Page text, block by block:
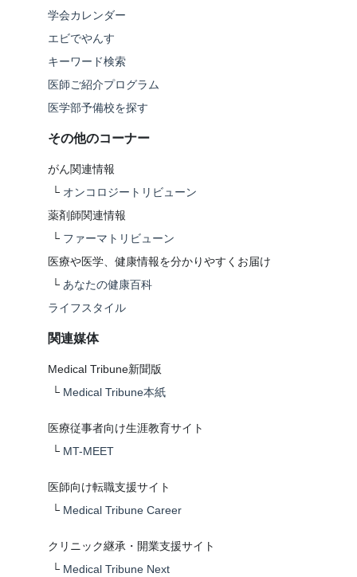
学会カレンダー
エビでやんす
キーワード検索
医師ご紹介プログラム
医学部予備校を探す
その他のコーナー
がん関連情報
└ オンコロジートリビューン
薬剤師関連情報
└ ファーマトリビューン
医療や医学、健康情報を分かりやすくお届け
└ あなたの健康百科
ライフスタイル
関連媒体
Medical Tribune新聞版
└ Medical Tribune本紙
医療従事者向け生涯教育サイト
└ MT-MEET
医師向け転職支援サイト
└ Medical Tribune Career
クリニック継承・開業支援サイト
└ Medical Tribune Next